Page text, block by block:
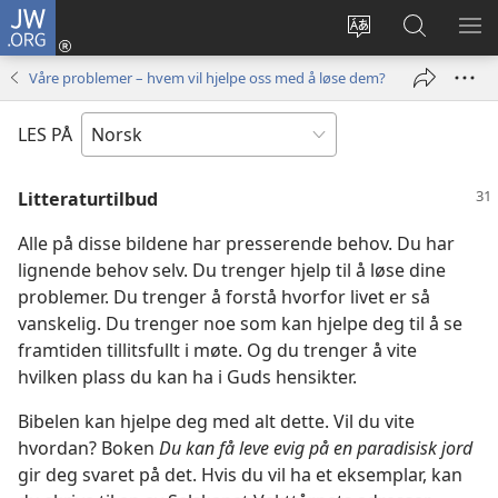
JW.ORG
Endre
språk
Logg
inn
(åpner
vindu)
Søk
på
JW.ORG
VIS
Våre problemer – hvem vil hjelpe oss med å løse dem?
LES PÅ
Litteraturtilbud
Alle på disse bildene har presserende behov. Du har
lignende behov selv. Du trenger hjelp til å løse dine
problemer. Du trenger å forstå hvorfor livet er så
vanskelig. Du trenger noe som kan hjelpe deg til å se
framtiden tillitsfullt i møte. Og du trenger å vite
hvilken plass du kan ha i Guds hensikter.
Bibelen kan hjelpe deg med alt dette. Vil du vite
hvordan? Boken Du kan få leve evig på en paradisisk jord
gir deg svaret på det. Hvis du vil ha et eksemplar, kan